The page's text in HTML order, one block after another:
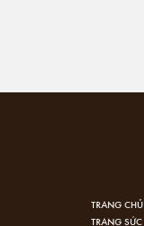
TRANG CHỦ
TRANG SỨC